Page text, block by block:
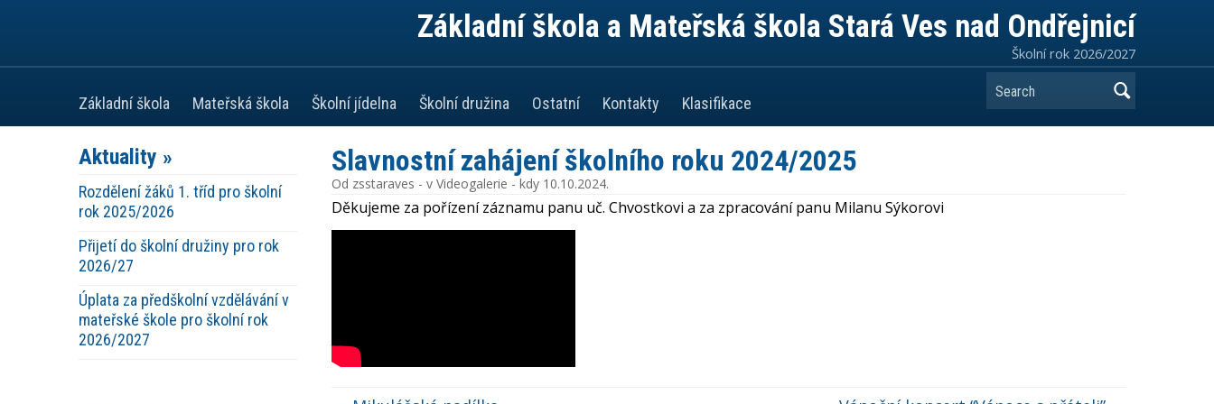
Základní škola a Mateřská škola Stará Ves nad Ondřejnicí
Školní rok 2026/2027
Základní škola Mateřská škola Školní jídelna Školní družina Ostatní Kontakty Klasifikace
Search
Aktuality »
Rozdělení žáků 1. tříd pro školní
rok 2025/2026
Přijetí do školní družiny pro rok
2026/27
Úplata za předškolní vzdělávání v
mateřské škole pro školní rok
2026/2027
Slavnostní zahájení školního roku 2024/2025
Od zsstaraves - v Videogalerie - kdy 10.10.2024.
Děkujeme za pořízení záznamu panu uč. Chvostkovi a za zpracování panu Milanu Sýkorovi